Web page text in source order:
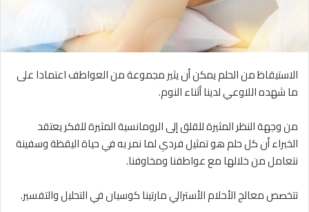
الاستيقاظ من الحلم يمكن أن يثير مجموعة من العواطف اعتمادا على
ما شهده اللاوعي لدينا أثناء النوم.
من وجهة النظر المثيرة للقلق إلى الرومانسية المثيرة للفكر يعتقد
الخبراء أن كل حلم هو تمثيل فردي لما نمر به في حياة اليقظة وسفينة
نتعامل من خلالها مع عواطفنا ومخاوفنا.
تتخصص معالج الأحلام الأسترالي مارتينا كوسيان في التحليل والتفسير.